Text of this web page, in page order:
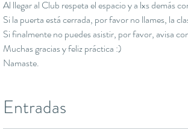
Al llegar al Club respeta el espacio y a lxs demás
Si la puerta está cerrada, por favor no llames, la
Si finalmente no puedes asistir, por favor, avisa
Muchas gracias y feliz práctica :)
Namaste.
Entradas